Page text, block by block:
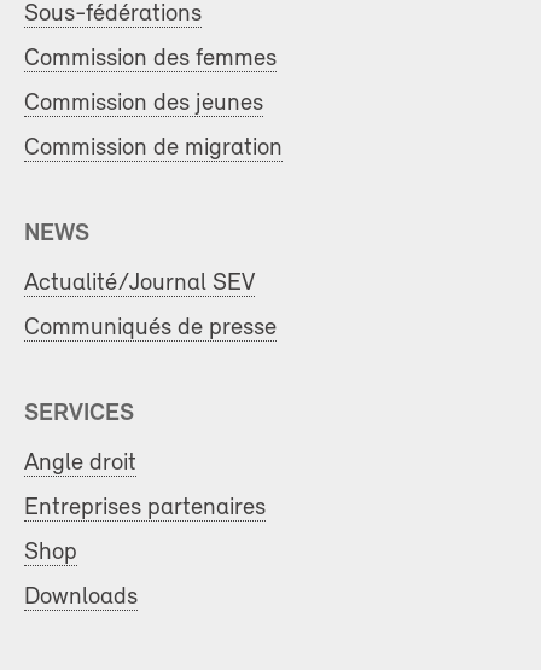
Sous-fédérations
Commission des femmes
Commission des jeunes
Commission de migration
NEWS
Actualité/Journal SEV
Communiqués de presse
SERVICES
Angle droit
Entreprises partenaires
Shop
Downloads